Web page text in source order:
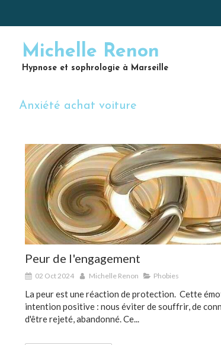
Michelle Renon
Hypnose et sophrologie à Marseille
Anxiété achat voiture
Peur de l'engagement
02 Oct 2024 Michelle Renon Phobies
La peur est une réaction de protection. Cette
intention positive : nous éviter de souffrir, de
d'être rejeté, abandonné. Ce...